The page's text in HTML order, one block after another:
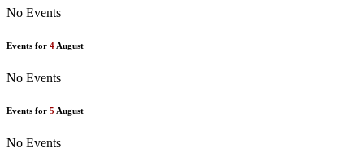
No Events
Events for 4 August
No Events
Events for 5 August
No Events